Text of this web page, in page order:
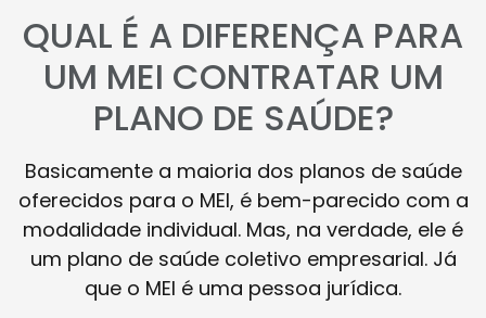
QUAL É A DIFERENÇA PARA
UM MEI CONTRATAR UM
PLANO DE SAÚDE?
Basicamente a maioria dos planos de saúde
oferecidos para o MEI, é bem-parecido com a
modalidade individual. Mas, na verdade, ele é
um plano de saúde coletivo empresarial. Já
que o MEI é uma pessoa jurídica.